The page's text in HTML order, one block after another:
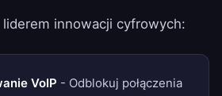
liderem innowacji cyfrowych:
VoIP - Odblokuj połączenia